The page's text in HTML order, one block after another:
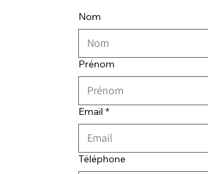
Nom
Prénom
Email *
Téléphone